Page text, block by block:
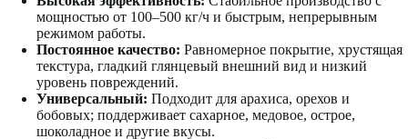
мощностью от 100–500 кг/ч и быстрым, непрерывным
режимом работы.
Постоянное качество: Равномерное покрытие, хрустящая
текстура, гладкий глянцевый внешний вид и низкий
уровень повреждений.
Универсальный: Подходит для арахиса, орехов и
бобовых; поддерживает сахарное, медовое, острое,
шоколадное и другие вкусы.